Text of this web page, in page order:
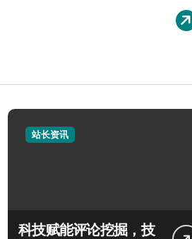
站长资讯
科技赋能评论挖掘，技